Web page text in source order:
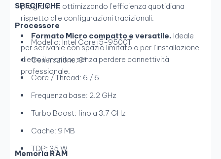
programmi, ottimizzando l’efficienza quotidiana
rispetto alle configurazioni tradizionali.
Formato Micro compatto e versatile. Ideale
per scrivanie con spazio limitato o per l’installazione
dietro il monitor senza perdere connettività
professionale.
SPECIFICHE
Processore
Modello: Intel Core i5-9500T
Generazione: 9ª
Core / Thread: 6 / 6
Frequenza base: 2.2 GHz
Turbo Boost: fino a 3.7 GHz
Cache: 9 MB
TDP: 35 W
Memoria RAM